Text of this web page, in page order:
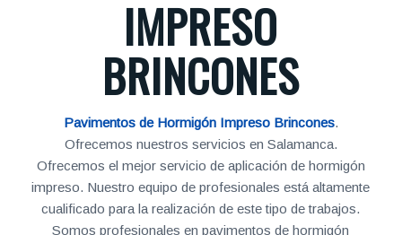
IMPRESO
BRINCONES
Pavimentos de Hormigón Impreso Brincones.
Ofrecemos nuestros servicios en Salamanca.
Ofrecemos el mejor servicio de aplicación de hormigón
impreso. Nuestro equipo de profesionales está altamente
cualificado para la realización de este tipo de trabajos.
Somos profesionales en pavimentos de hormigón